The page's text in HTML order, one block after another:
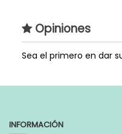
Genero
Extras
Referencia TAZ059
Opiniones
Sea el primero en dar
INFORMACIÓN